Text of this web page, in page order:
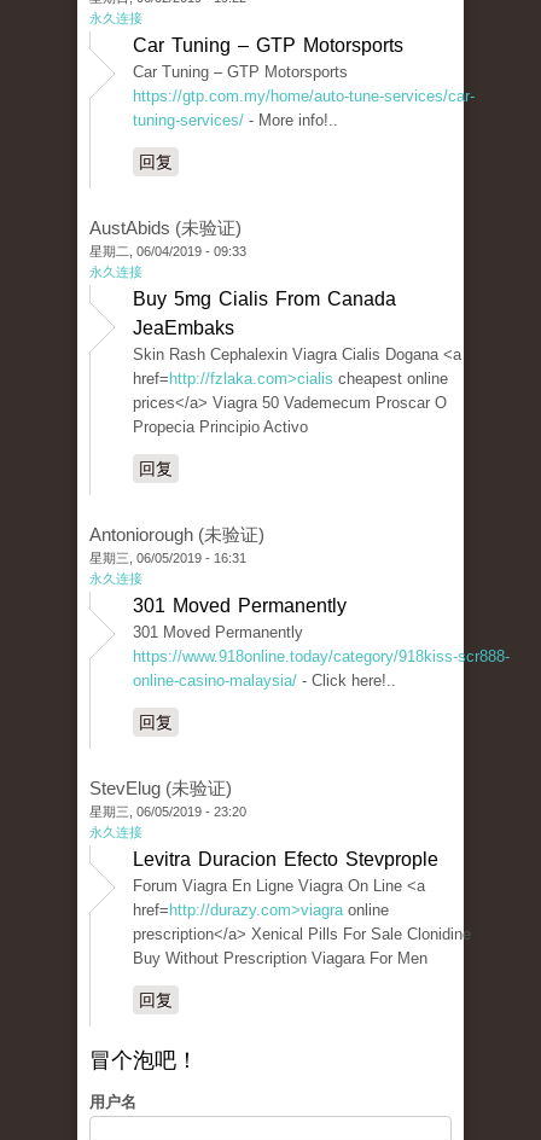
永久连接
Car Tuning – GTP Motorsports
Car Tuning – GTP Motorsports
https://gtp.com.my/home/auto-tune-services/car-
tuning-services/ - More info!..
回复
AustAbids (未验证)
星期二, 06/04/2019 - 09:33
永久连接
Buy 5mg Cialis From Canada
JeaEmbaks
Skin Rash Cephalexin Viagra Cialis Dogana <a
href= http://fzlaka.com>cialis cheapest online
prices</a> Viagra 50 Vademecum Proscar O
Propecia Principio Activo
回复
Antoniorough (未验证)
星期三, 06/05/2019 - 16:31
永久连接
301 Moved Permanently
301 Moved Permanently
https://www.918online.today/category/918kiss-scr888-
online-casino-malaysia/ - Click here!..
回复
StevElug (未验证)
星期三, 06/05/2019 - 23:20
永久连接
Levitra Duracion Efecto Stevprople
Forum Viagra En Ligne Viagra On Line <a
href= http://durazy.com>viagraonline
prescription</a> Xenical Pills For Sale Clonidine
Buy Without Prescription Viagara For Men
回复
冒个泡吧！
用户名